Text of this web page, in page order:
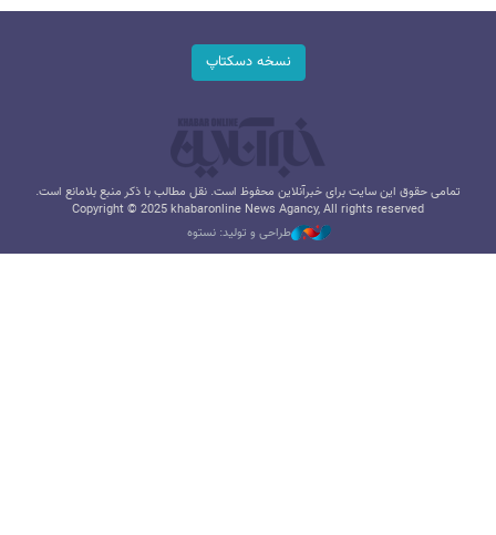
نسخه دسکتاپ
تمامی حقوق این سایت برای خبرآنلاین محفوظ است. نقل مطالب با ذکر منبع بلامانع است.
Copyright © 2025 khabaronline News Agancy, All rights reserved
طراحی و تولید: نستوه